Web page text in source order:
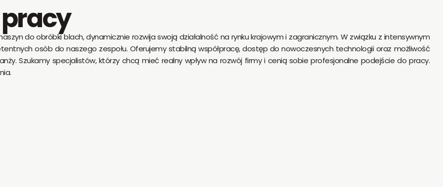
do obróbki blach, dynamicznie rozwija swoją działalność na rynku krajowym i zagranicznym. W związku z intensywnym
osób do naszego zespołu. Oferujemy stabilną współpracę, dostęp do nowoczesnych technologii oraz możliwość
Szukamy specjalistów, którzy chcą mieć realny wpływ na rozwój firmy i cenią sobie profesjonalne podejście do pracy.